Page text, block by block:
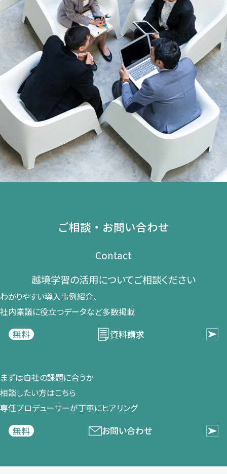
ご相談・お問い合わせ
Contact
越境学習の​活用に​ついて​ご相談ください​
わかりやすい導入事例紹介、​
社内稟議に​役立つデータなど​多数掲載
無料
資料請求
まずは​自社の​課題に​合うか​
相談したい方は​こちら
専任プロデューサーが​丁寧に​ヒアリング
無料
お問い合わせ